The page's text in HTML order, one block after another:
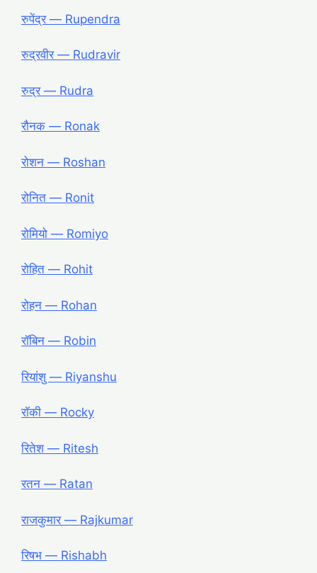
रुपेंद्र ― Rupendra
रुद्रवीर ― Rudravir
रुद्र ― Rudra
रौनक ― Ronak
रोशन ― Roshan
रोनित ― Ronit
रोमियो ― Romiyo
रोहित ― Rohit
रोहन ― Rohan
रॉबिन ― Robin
रियांशु ― Riyanshu
रॉकी ― Rocky
रितेश ― Ritesh
रतन ― Ratan
राजकुमार ― Rajkumar
रिषभ ― Rishabh